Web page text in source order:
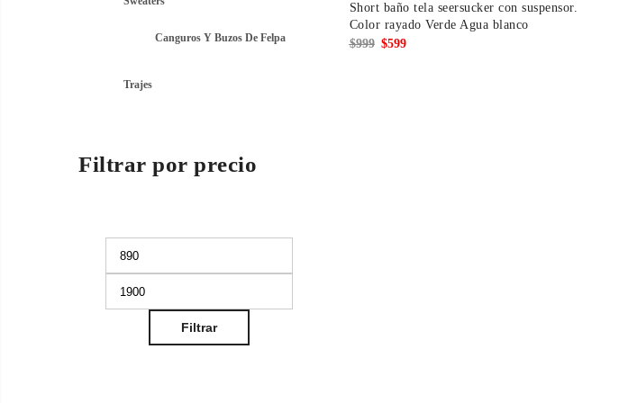
Short baño tela seersucker con suspensor.
Color rayado Verde Agua blanco
$999 El
$599El
Canguros Y Buzos De Felpa
Trajes
Filtrar por precio
Filtrar